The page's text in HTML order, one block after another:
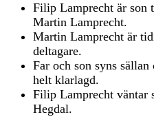
Filip Lamprecht är son
Martin Lamprecht.
Martin Lamprecht är
deltagare.
Far och son syns
helt klarlagd.
Filip Lamprecht väntar
Hegdal.